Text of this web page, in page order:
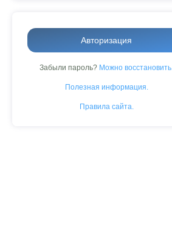
Авторизация
Забыли пароль? Можно восстановить.
Полезная информация.
Правила сайта.